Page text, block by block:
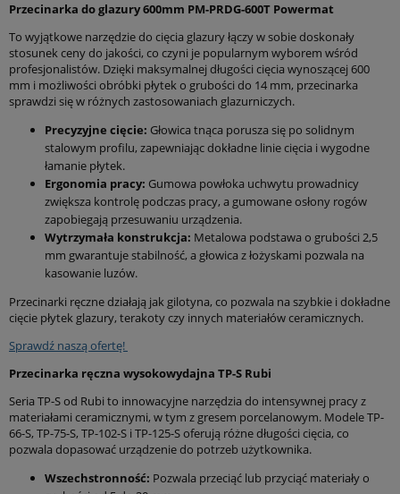
Przecinarka do glazury 600mm PM-PRDG-600T Powermat
To wyjątkowe narzędzie do cięcia glazury łączy w sobie doskonały
stosunek ceny do jakości, co czyni je popularnym wyborem wśród
profesjonalistów. Dzięki maksymalnej długości cięcia wynoszącej 600
mm i możliwości obróbki płytek o grubości do 14 mm, przecinarka
sprawdzi się w różnych zastosowaniach glazurniczych.
Precyzyjne cięcie: Głowica tnąca porusza się po solidnym
stalowym profilu, zapewniając dokładne linie cięcia i wygodne
łamanie płytek.
Ergonomia pracy: Gumowa powłoka uchwytu prowadnicy
zwiększa kontrolę podczas pracy, a gumowane osłony rogów
zapobiegają przesuwaniu urządzenia.
Wytrzymała konstrukcja: Metalowa podstawa o grubości 2,5
mm gwarantuje stabilność, a głowica z łożyskami pozwala na
kasowanie luzów.
Przecinarki ręczne działają jak gilotyna, co pozwala na szybkie i dokładne
cięcie płytek glazury, terakoty czy innych materiałów ceramicznych.
Sprawdź naszą ofertę!
Przecinarka ręczna wysokowydajna TP-S Rubi
Seria TP-S od Rubi to innowacyjne narzędzia do intensywnej pracy z
materiałami ceramicznymi, w tym z gresem porcelanowym. Modele TP-
66-S, TP-75-S, TP-102-S i TP-125-S oferują różne długości cięcia, co
pozwala dopasować urządzenie do potrzeb użytkownika.
Wszechstronność: Pozwala przeciąć lub przyciąć materiały o